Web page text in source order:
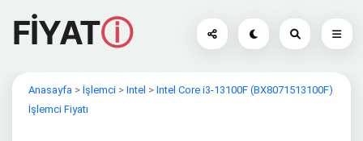
FİYATⓘ
Anasayfa > İşlemci > Intel > Intel Core i3-13100F (BX8071513100F)
İşlemci Fiyatı